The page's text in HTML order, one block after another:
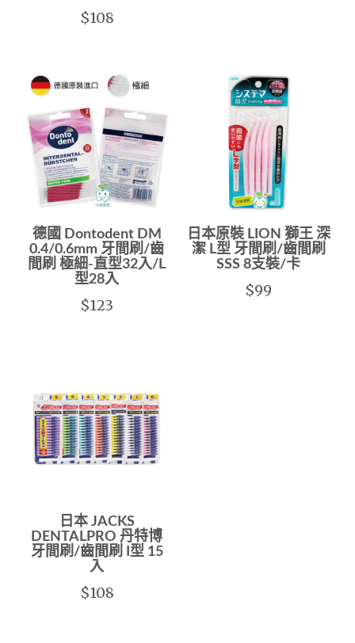
$108
德國 Dontodent DM
0.4/0.6mm 牙間刷/齒
間刷 極細-直型32入/L
型28入
$123
日本原裝 LION 獅王 深
潔 L型 牙間刷/齒間刷
SSS 8支裝/卡
$99
日本 JACKS
DENTALPRO 丹特博
牙間刷/齒間刷 I型 15
入
$108